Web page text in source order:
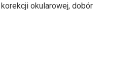
okularowej, dobór